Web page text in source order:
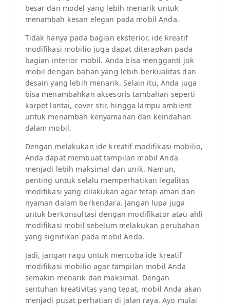
besar dan model yang lebih menarik untuk
menambah kesan elegan pada mobil Anda.
Tidak hanya pada bagian eksterior, ide kreatif
modifikasi mobilio juga dapat diterapkan pada
bagian interior mobil. Anda bisa mengganti jok
mobil dengan bahan yang lebih berkualitas dan
desain yang lebih menarik. Selain itu, Anda juga
bisa menambahkan aksesoris tambahan seperti
karpet lantai, cover stir, hingga lampu ambient
untuk menambah kenyamanan dan keindahan
dalam mobil.
Dengan melakukan ide kreatif modifikasi mobilio,
Anda dapat membuat tampilan mobil Anda
menjadi lebih maksimal dan unik. Namun,
penting untuk selalu memperhatikan legalitas
modifikasi yang dilakukan agar tetap aman dan
nyaman dalam berkendara. Jangan lupa juga
untuk berkonsultasi dengan modifikator atau ahli
modifikasi mobil sebelum melakukan perubahan
yang signifikan pada mobil Anda.
Jadi, jangan ragu untuk mencoba ide kreatif
modifikasi mobilio agar tampilan mobil Anda
semakin menarik dan maksimal. Dengan
sentuhan kreativitas yang tepat, mobil Anda akan
menjadi pusat perhatian di jalan raya. Ayo mulai